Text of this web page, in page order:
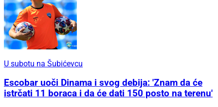
U subotu na Šubićevcu
Escobar uoči Dinama i svog debija: 'Znam da će
istrčati 11 boraca i da će dati 150 posto na terenu'